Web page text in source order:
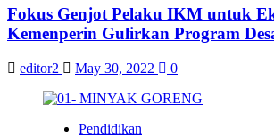
Fokus Genjot Pelaku IKM untuk
Kemenperin Gulirkan Program
editor2 May 30, 2022 0
Pendidikan